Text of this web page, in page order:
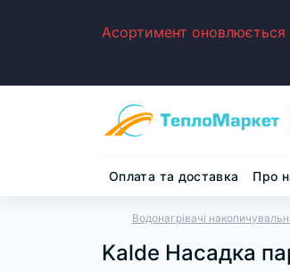
Асортимент оновлюється
Оплата та доставка Про
Водонагрівачі накопичувальні
Kalde Насадка